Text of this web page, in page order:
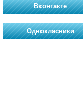
Вконтакте
Однокласники